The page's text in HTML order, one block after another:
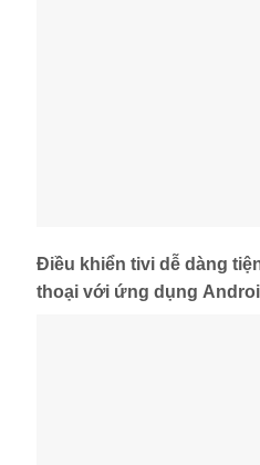
Điều khiển tivi dễ dàng
thoại với ứng dụng